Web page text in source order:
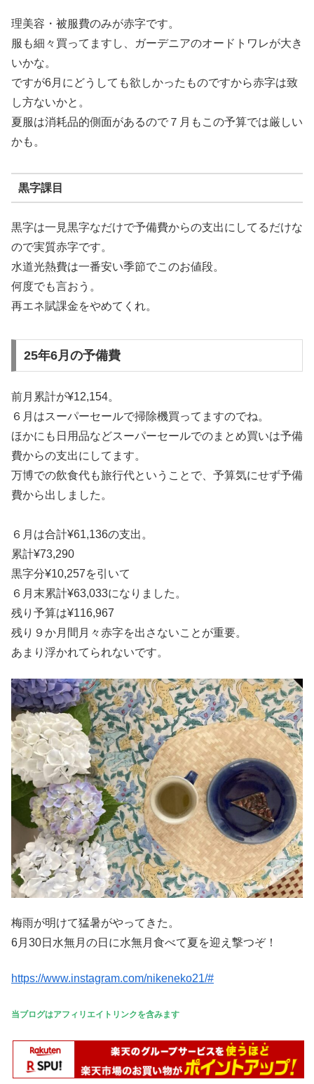
理美容・被服費のみが赤字です。
服も細々買ってますし、ガーデニアのオードトワレが大き
いかな。
ですが6月にどうしても欲しかったものですから赤字は致
し方ないかと。
夏服は消耗品的側面があるので７月もこの予算では厳しい
かも。
黒字課目
黒字は一見黒字なだけで予備費からの支出にしてるだけな
ので実質赤字です。
水道光熱費は一番安い季節でこのお値段。
何度でも言おう。
再エネ賦課金をやめてくれ。
25年6月の予備費
前月累計が¥12,154。
６月はスーパーセールで掃除機買ってますのでね。
ほかにも日用品などスーパーセールでのまとめ買いは予備
費からの支出にしてます。
万博での飲食代も旅行代ということで、予算気にせず予備
費から出しました。
６月は合計¥61,136の支出。
累計¥73,290
黒字分¥10,257を引いて
６月末累計¥63,033になりました。
残り予算は¥116,967
残り９か月間月々赤字を出さないことが重要。
あまり浮かれてられないです。
梅雨が明けて猛暑がやってきた。
6月30日水無月の日に水無月食べて夏を迎え撃つぞ！
https://www.instagram.com/nikeneko21/#
当ブログはアフィリエイトリンクを含みます